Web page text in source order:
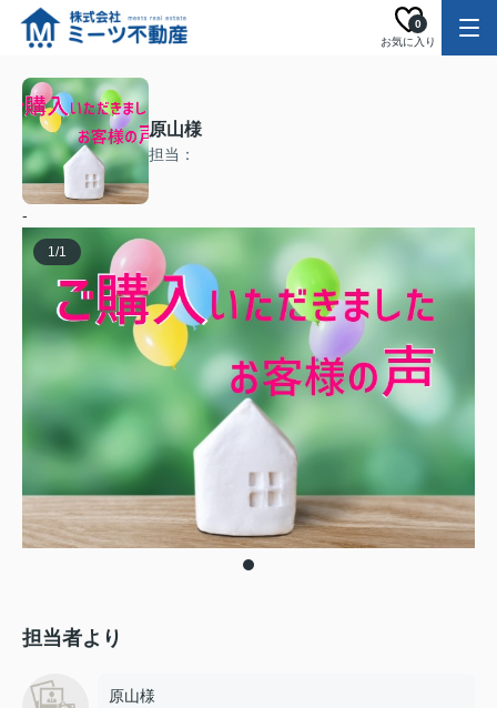
お気に入り
0
原山様
担当：
-
1/1
担当者より
原山様